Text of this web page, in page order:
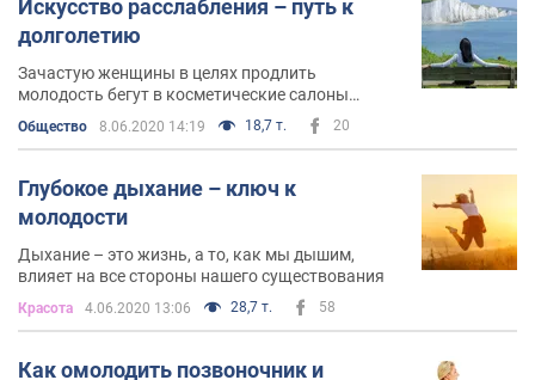
Искусство расслабления –​​​​​​​ путь к
долголетию
Зачастую женщины в целях продлить
молодость бегут в косметические салоны
красоты и пытаются устранить следствие
процесса старения, но не основную причину
Общество 8.06.2020 14:19 18,7 т. 20
Глубокое дыхание – ключ к
молодости
Дыхание – это жизнь, а то, как мы дышим,
влияет на все стороны нашего существования
Красота 4.06.2020 13:06 28,7 т. 58
Как омолодить позвоночник и